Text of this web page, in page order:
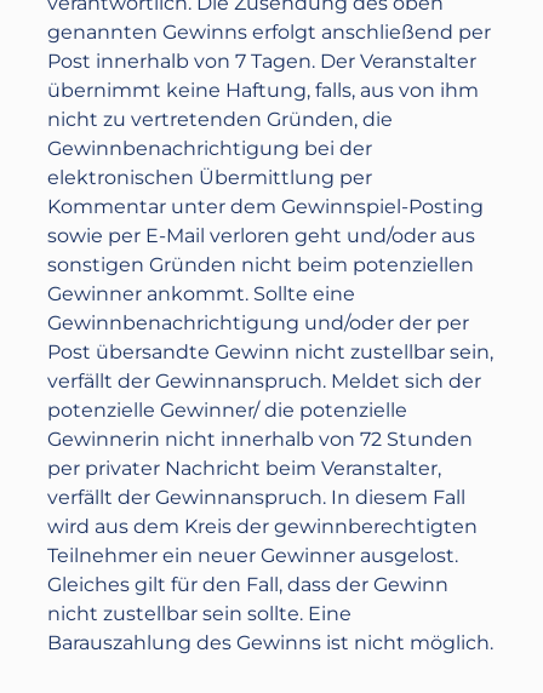
genannten Gewinns erfolgt anschließend per
Post innerhalb von 7 Tagen. Der Veranstalter
übernimmt keine Haftung, falls, aus von ihm
nicht zu vertretenden Gründen, die
Gewinnbenachrichtigung bei der
elektronischen Übermittlung per
Kommentar unter dem Gewinnspiel-Posting
sowie per E-Mail verloren geht und/oder aus
sonstigen Gründen nicht beim potenziellen
Gewinner ankommt. Sollte eine
Gewinnbenachrichtigung und/oder der per
Post übersandte Gewinn nicht zustellbar sein,
verfällt der Gewinnanspruch. Meldet sich der
potenzielle Gewinner/ die potenzielle
Gewinnerin nicht innerhalb von 72 Stunden
per privater Nachricht beim Veranstalter,
verfällt der Gewinnanspruch. In diesem Fall
wird aus dem Kreis der gewinnberechtigten
Teilnehmer ein neuer Gewinner ausgelost.
Gleiches gilt für den Fall, dass der Gewinn
nicht zustellbar sein sollte. Eine
Barauszahlung des Gewinns ist nicht möglich.